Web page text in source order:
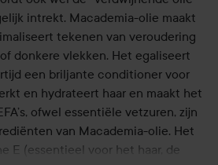
intrekt. Macademia-olie maakt
tekenen van veroudering
donkere vlekken. Het egaliseert
een briljante conditioner voor
en hydrateert haar en maakt het
ofwel essentiële vetzuren, zijn
van Macademia-olie. Het
E (essentieel voor het haar, de